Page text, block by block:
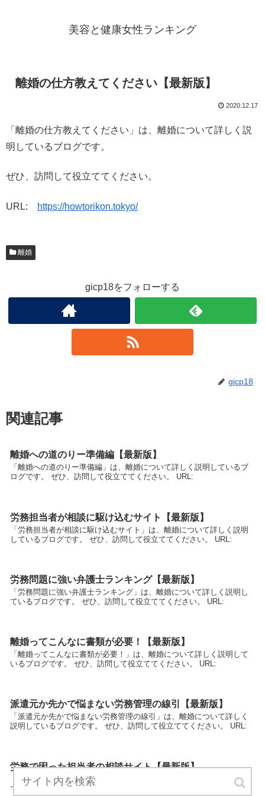
美容と健康女性ランキング
離婚の仕方教えてください【最新版】
2020.12.17
「離婚の仕方教えてください」は、離婚について詳しく説
明しているブログです。
ぜひ、訪問して役立ててください。
URL: https://howtorikon.tokyo/
離婚
gicp18をフォローする
gicp18
関連記事
離婚への道のりー準備編【最新版】
「離婚への道のりー準備編」は、離婚について詳しく説明しているブ
ログです。 ぜひ、訪問して役立ててください。 URL:
労務担当者が相談に駆け込むサイト【最新版】
「労務担当者が相談に駆け込むサイト」は、離婚について詳しく説明
しているブログです。 ぜひ、訪問して役立ててください。 URL:
労務問題に強い弁護士ランキング【最新版】
「労務問題に強い弁護士ランキング」は、離婚について詳しく説明し
ているブログです。 ぜひ、訪問して役立ててください。 URL:
離婚ってこんなに書類が必要！【最新版】
「離婚ってこんなに書類が必要！」は、離婚について詳しく説明して
いるブログです。 ぜひ、訪問して役立ててください。 URL:
派遣元か先かで悩まない労務管理の線引【最新版】
「派遣元か先かで悩まない労務管理の線引」は、離婚について詳しく
説明しているブログです。 ぜひ、訪問して役立ててください。 URL:
労務で困った担当者の相談サイト【最新版】
「労務で困った担当者の相談サイト」は、離婚について詳しく説明し
ているブログです。 ぜひ、訪問して役立ててください。 URL: